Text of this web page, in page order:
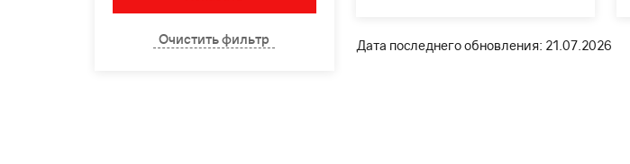
Дата последнего обновления: 21.07.2026